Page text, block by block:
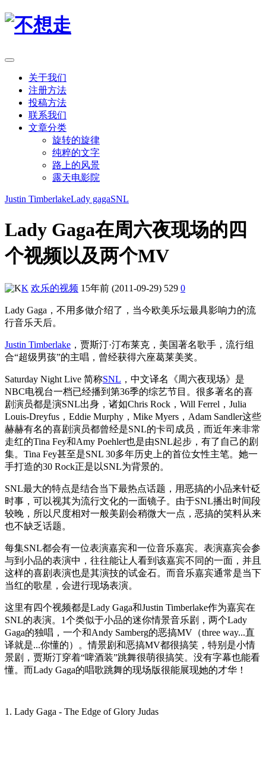
关于我们
注册方法
投稿方法
联系我们
文章分类
旋转的旋律
纯粹的文字
路上的风景
露天电影院
Justin TimberlakeLady gagaSNL
Lady Gaga在周六夜现场的四
个视频以及两个MV
K 欢乐的视频 15年前 (2011-09-29) 529 0
Lady Gaga，不用多做介绍了，当今欧美乐坛最具影响力的流
行音乐天后。
Justin Timberlake ，贾斯汀·汀布莱克，美国著名歌手，流行组
合“超级男孩”的主唱，曾经获得六座葛莱美奖。
Saturday Night Live 简称SNL ，中文译名《周六夜现场》是
NBC电视台一档已经播到第36季的综艺节目。很多著名的喜
剧演员都是演SNL出身，诸如Chris Rock，Will Ferrel，Julia
Louis-Dreyfus，Eddie Murphy，Mike Myers，Adam Sandler这些
赫赫有名的喜剧演员都曾经是SNL的卡司成员，而近年来非常
走红的Tina Fey和Amy Poehler也是由SNL起步，有了自己的剧
集。Tina Fey甚至是SNL 30多年历史上的首位女性主笔。她一
手打造的30 Rock正是以SNL为背景的。
SNL最大的特点是结合当下最热点话题，用恶搞的小品来针砭
时事，可以视其为流行文化的一面镜子。由于SNL播出时间段
较晚，所以尺度相对一般美剧会稍微大一点，恶搞的笑料从来
也不缺乏话题。
每集SNL都会有一位表演嘉宾和一位音乐嘉宾。表演嘉宾会参
与到小品的表演中，往往能让人看到该嘉宾不同的一面，并且
这样的喜剧表演也是其演技的试金石。而音乐嘉宾通常是当下
当红的歌星，会进行现场表演。
这里有四个视频都是Lady Gaga和Justin Timberlake作为嘉宾在
SNL的表演。1个类似于小品的迷你情景音乐剧，两个Lady
Gaga的独唱，一个和Andy Samberg的恶搞MV（three way...直
译就是...你懂的）。情景剧和恶搞MV都很搞笑，特别是小情
景剧，贾斯汀穿着“啤酒装”跳舞很萌很搞笑。没有字幕也能看
懂。而Lady Gaga的唱歌跳舞的现场版很能展现她的才华！
1. Lady Gaga - The Edge of Glory Judas